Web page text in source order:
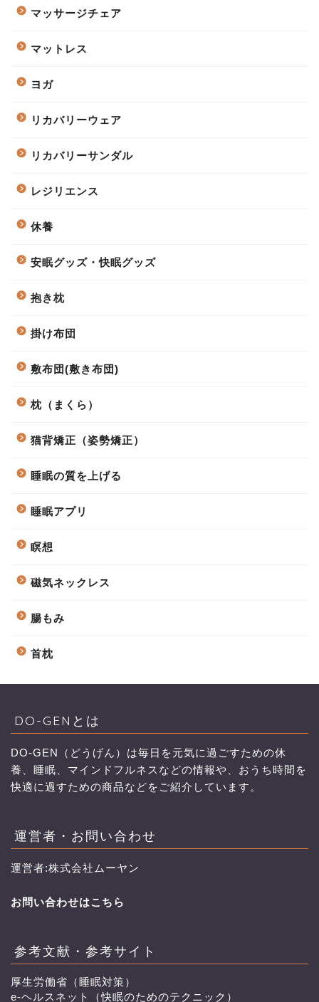
マッサージチェア
マットレス
ヨガ
リカバリーウェア
リカバリーサンダル
レジリエンス
休養
安眠グッズ・快眠グッズ
抱き枕
掛け布団
敷布団(敷き布団)
枕（まくら）
猫背矯正（姿勢矯正）
睡眠の質を上げる
睡眠アプリ
瞑想
磁気ネックレス
腸もみ
首枕
DO-GENとは
DO-GEN（どうげん）は毎日を元気に過ごすための休
養、睡眠、マインドフルネスなどの情報や、おうち時間を
快適に過すための商品などをご紹介しています。
運営者・お問い合わせ
運営者:株式会社ムーヤン
お問い合わせはこちら
参考文献・参考サイト
厚生労働省（睡眠対策）
e-ヘルスネット（快眠のためのテクニック）